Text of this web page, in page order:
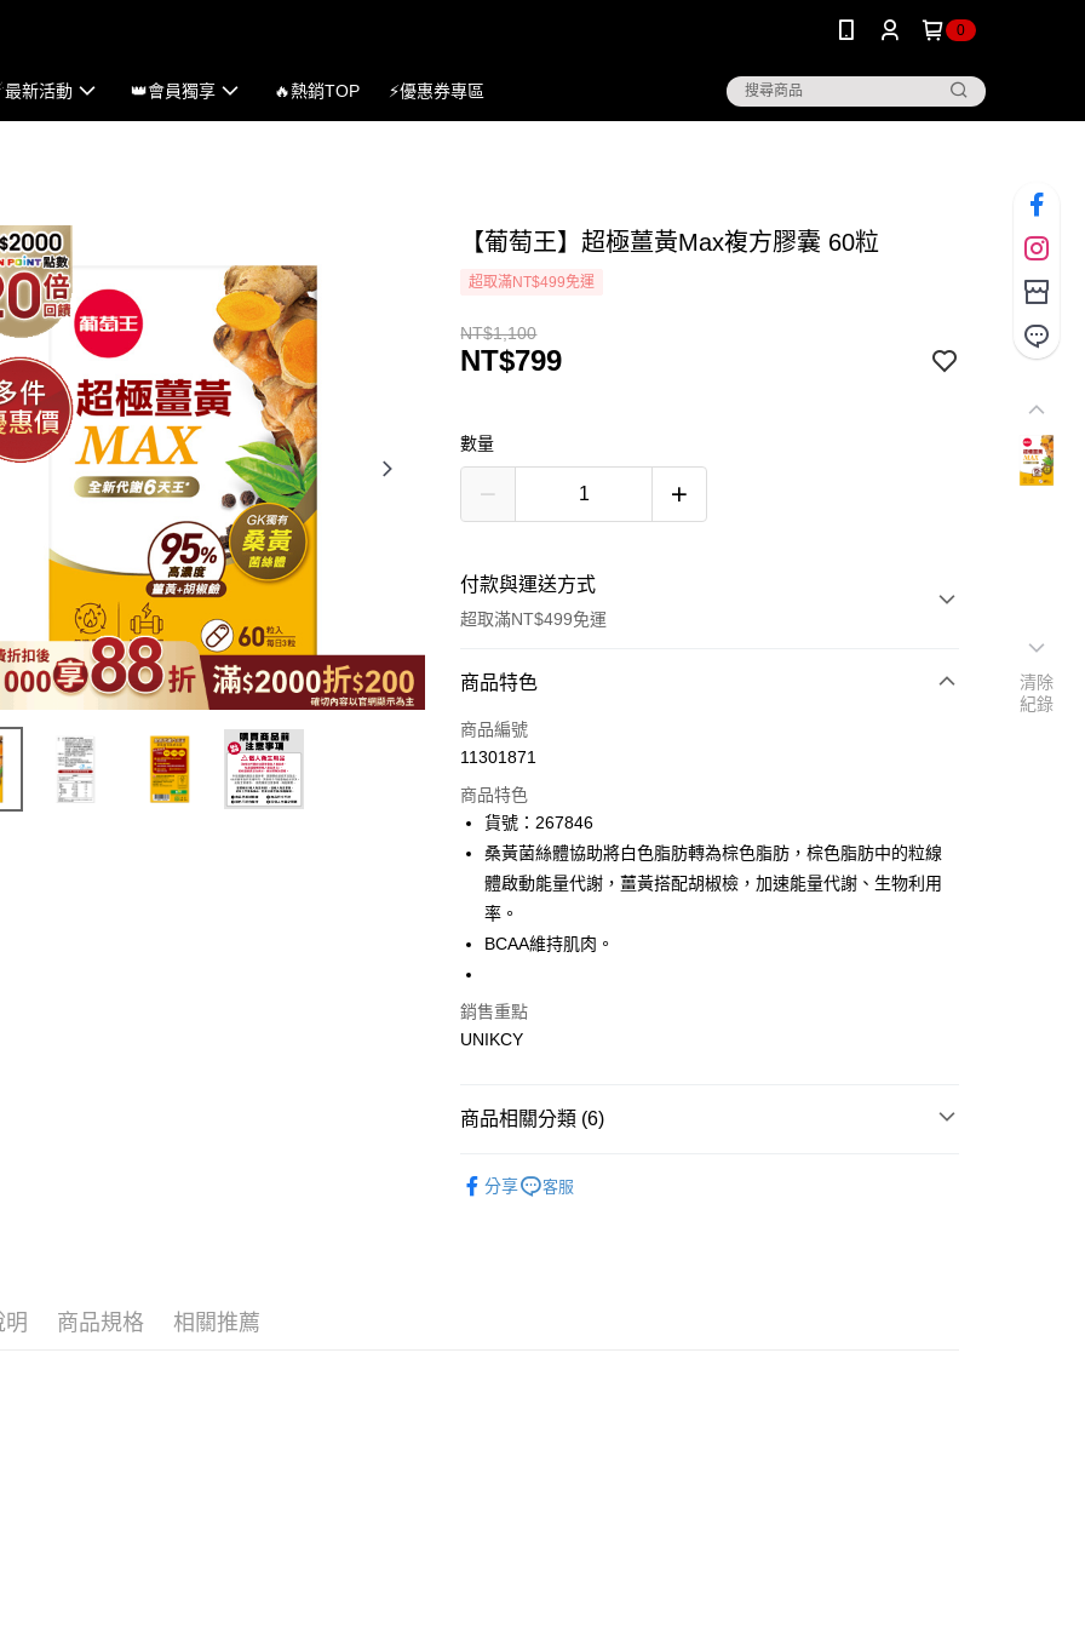
0
新活動 👑會員獨享 🔥熱銷TOP ⚡優惠券專區
【葡萄王】超極薑黃Max複方膠囊 60粒
超取滿NT$499免運
NT$1,100
NT$799
數量
付款與運送方式
超取滿NT$499免運
付款方式
icash Pay
超商取貨付款
LINE Pay
Apple Pay
街口支付
Google Pay
運送方式
每筆NT$70，滿NT$499(含以上)免運費
商品特色
商品編號
11301871
商品特色
貨號：267846
桑黃菌絲體協助將白色脂肪轉為棕色脂肪，棕色脂肪中的粒線
體啟動能量代謝，薑黃搭配胡椒檢，加速能量代謝、生物利用
率。
BCAA維持肌肉。
銷售重點
UNIKCY
商品相關分類 (6)
分享 客服
明 商品規格 相關推薦
清除
紀錄